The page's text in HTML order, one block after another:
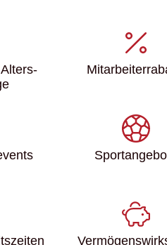
Alters­